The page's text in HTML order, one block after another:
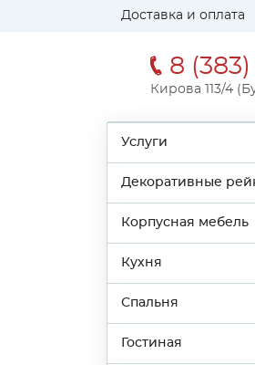
Доставка и оплата
8
Кирова 113/4
Услуги
Декоративные
Корпусная мебель
Кухня
Спальня
Гостиная